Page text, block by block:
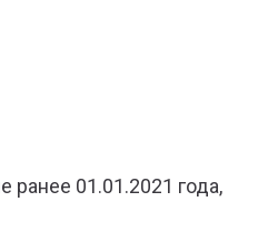
01.01.2021 года,